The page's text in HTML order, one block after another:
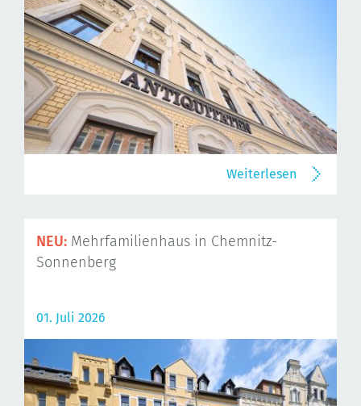
Weiterlesen
NEU: Mehrfamilienhaus in Chemnitz-
Sonnenberg
01. Juli 2026